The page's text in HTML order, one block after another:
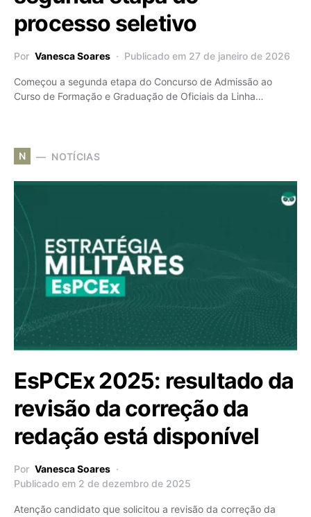
processo seletivo
Por Vanesca Soares Publicado em 27 de janeiro de 2026
Começou a segunda etapa do Concurso de Admissão ao
Curso de Formação e Graduação de Oficiais da Linha…
N NOTÍCIAS
EsPCEx 2025: resultado da
revisão da correção da
redação está disponível
Por Vanesca Soares
Publicado em 2 de dezembro de 2025
Atenção candidato que solicitou a revisão da correção da